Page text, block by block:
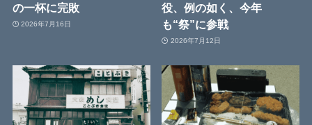
の一杯に完敗
2026年7月16日
役、例の如く、今年
も“祭”に参戦
2026年7月12日